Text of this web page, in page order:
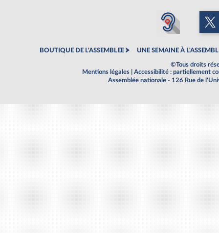
BOUTIQUE DE L'ASSEMBLEE UNE SEMAINE À
©Tous droits
Mentions légales
Accessibilité : partiellement
Assemblée nationale - 126 Rue de